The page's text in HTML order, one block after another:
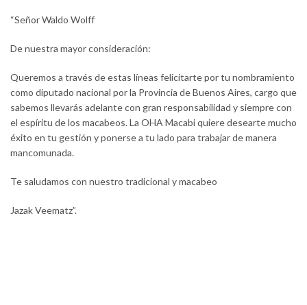
“Señor Waldo Wolff
De nuestra mayor consideración:
Queremos a través de estas líneas felicitarte por tu nombramiento
como diputado nacional por la Provincia de Buenos Aires, cargo que
sabemos llevarás adelante con gran responsabilidad y siempre con
el espíritu de los macabeos. La OHA Macabi quiere desearte mucho
éxito en tu gestión y ponerse a tu lado para trabajar de manera
mancomunada.
Te saludamos con nuestro tradicional y macabeo
Jazak Veematz”.